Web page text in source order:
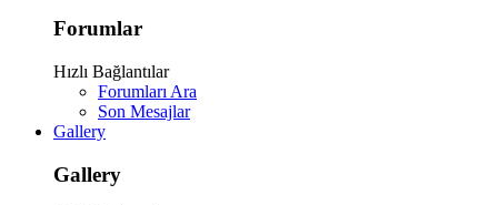
Forumlar
Hızlı Bağlantılar
Forumları Ara
Son Mesajlar
Gallery
Gallery